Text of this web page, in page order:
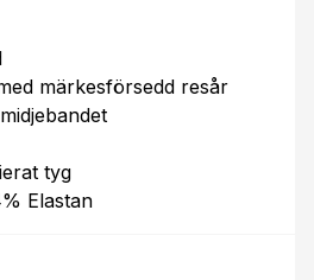
märkesförsedd resår
tyg
Elastan